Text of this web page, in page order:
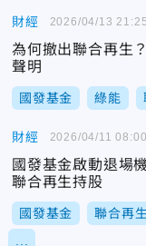
財經
為何撤出聯合再生
聲明
國發基金 綠能
2026/04/13 21:25
財經
國發基金啟動退場
聯合再生持股
國發基金 聯合再生
2026/04/11 08:00